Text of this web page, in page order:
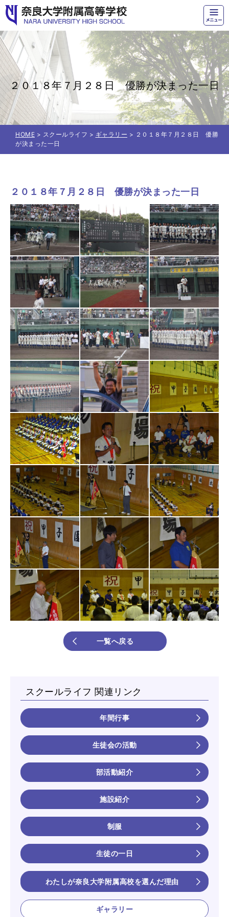
奈良大学附属高等学校
２０１８年７月２８日 優勝が決まった一日
HOME > スクールライフ > ギャラリー > ２０１８年７月２８日 優勝
が決まった一日
２０１８年７月２８日 優勝が決まった一日
一覧へ戻る
スクールライフ 関連リンク
年間行事
生徒会の活動
部活動紹介
施設紹介
制服
生徒の一日
わたしが奈良大学附属高校を選んだ理由
ギャラリー